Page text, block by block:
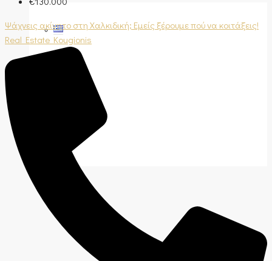
Ψάχνεις ακίνητο στη Χαλκιδική; Εμείς ξέρουμε πού να κοιτάξεις!
Real Estate Kougionis